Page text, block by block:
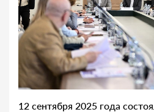
12 сентября 2025 года